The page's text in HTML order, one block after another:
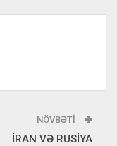
NÖVBƏTI
İRAN VƏ RUSİYA